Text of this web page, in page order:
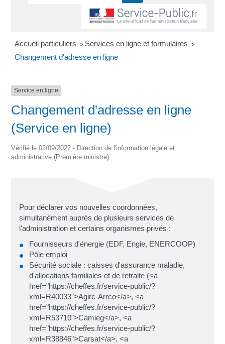
Accueil particuliers > Services en ligne et formulaires >
Changement d'adresse en ligne
Service en ligne
Changement d'adresse en ligne
(Service en ligne)
Vérifié le 02/09/2022 - Direction de l'information légale et
administrative (Première ministre)
Pour déclarer vos nouvelles coordonnées,
simultanément auprès de plusieurs services de
l'administration et certains organismes privés :
Fournisseurs d'énergie (EDF, Engie, ENERCOOP)
Pôle emploi
Sécurité sociale : caisses d'assurance maladie,
d'allocations familiales et de retraite (<a
href="https://cheffes.fr/service-public/?
xml=R40033">Agirc-Arrco</a>, <a
href="https://cheffes.fr/service-public/?
xml=R53710">Camieg</a>, <a
href="https://cheffes.fr/service-public/?
xml=R38846">Carsat</a>, <a